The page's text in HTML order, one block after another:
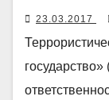
23.03.2017